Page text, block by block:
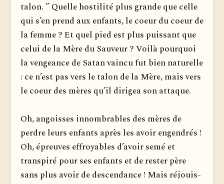
talon. ” Quelle hostilité plus grande que celle
qui s’en prend aux enfants, le coeur du coeur de
la femme ? Et quel pied est plus puissant que
celui de la Mère du Sauveur ? Voilà pourquoi
la vengeance de Satan vaincu fut bien naturelle
: ce n’est pas vers le talon de la Mère, mais vers
le coeur des mères qu’il dirigea son attaque.
Oh, angoisses innombrables des mères de
perdre leurs enfants après les avoir engendrés !
Oh, épreuves effroyables d’avoir semé et
transpiré pour ses enfants et de rester père
sans plus avoir de descendance ! Mais réjouis-